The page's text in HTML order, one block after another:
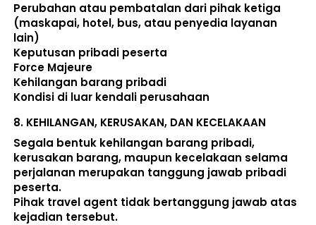
Perubahan atau pembatalan dari pihak ketiga
(maskapai, hotel, bus, atau penyedia layanan
lain)
Keputusan pribadi peserta
Force Majeure
Kehilangan barang pribadi
Kondisi di luar kendali perusahaan
8. KEHILANGAN, KERUSAKAN, DAN KECELAKAAN
Segala bentuk kehilangan barang pribadi,
kerusakan barang, maupun kecelakaan selama
perjalanan merupakan tanggung jawab pribadi
peserta.
Pihak travel agent tidak bertanggung jawab atas
kejadian tersebut.